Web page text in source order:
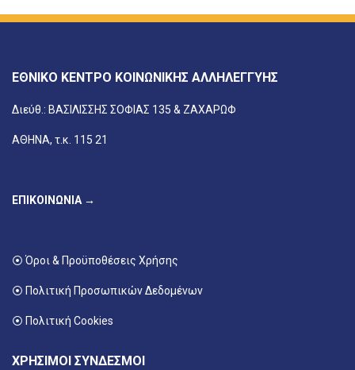
ΕΘΝΙΚΟ ΚΕΝΤΡΟ ΚΟΙΝΩΝΙΚΗΣ ΑΛΛΗΛΕΓΓΥΗΣ
Διεύθ.: ΒΑΣΙΛΙΣΣΗΣ ΣΟΦΙΑΣ 135 & ΖΑΧΑΡΩΦ
ΑΘΗΝΑ, τ.κ. 115 21
ΕΠΙΚΟΙΝΩΝΙΑ →
⦿ Όροι & Προϋποθέσεις Χρήσης
⦿ Πολιτική Προσωπικών Δεδομένων
⦿ Πολιτική Cookies
ΧΡΗΣΙΜΟΙ ΣΥΝΔΕΣΜΟΙ